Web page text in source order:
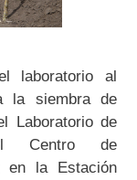
laboratorio al
la siembra de
Laboratorio de
Centro de
en la Estación